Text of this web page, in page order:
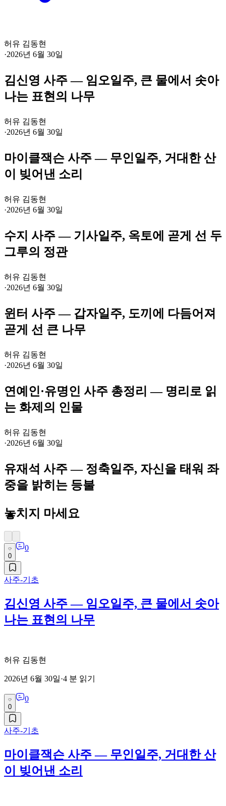
허유 김동현
·2026년 6월 30일
김신영 사주 — 임오일주, 큰 물에서 솟아
나는 표현의 나무
허유 김동현
·2026년 6월 30일
마이클잭슨 사주 — 무인일주, 거대한 산
이 빚어낸 소리
허유 김동현
·2026년 6월 30일
수지 사주 — 기사일주, 옥토에 곧게 선 두
그루의 정관
허유 김동현
·2026년 6월 30일
윈터 사주 — 갑자일주, 도끼에 다듬어져
곧게 선 큰 나무
허유 김동현
·2026년 6월 30일
연예인·유명인 사주 총정리 — 명리로 읽
는 화제의 인물
허유 김동현
·2026년 6월 30일
유재석 사주 — 정축일주, 자신을 태워 좌
중을 밝히는 등불
놓치지 마세요
0
0
사주-기초
김신영 사주 — 임오일주, 큰 물에서 솟아
나는 표현의 나무
허유 김동현
2026년 6월 30일·4 분 읽기
0
0
사주-기초
마이클잭슨 사주 — 무인일주, 거대한 산
이 빚어낸 소리